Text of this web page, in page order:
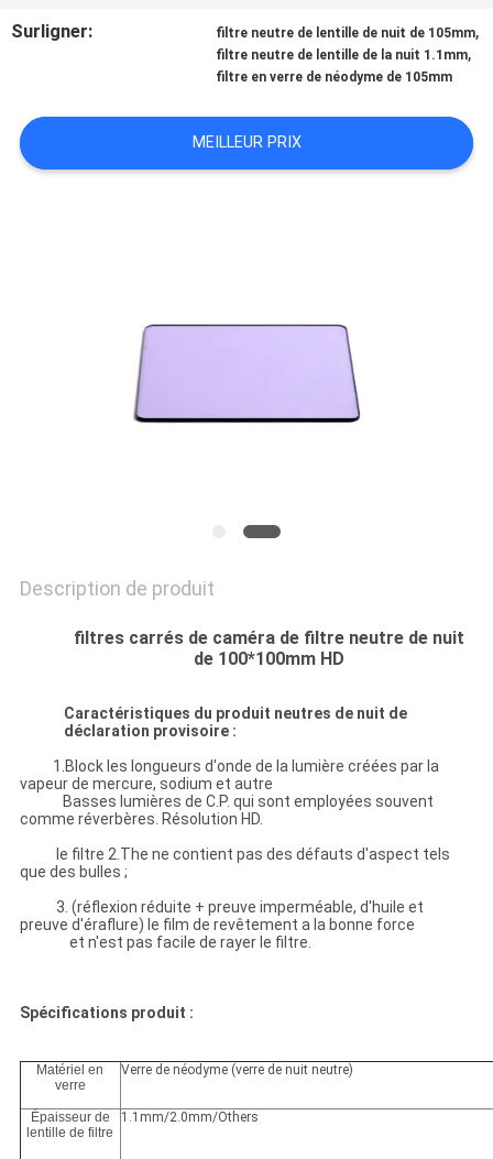
CONTACTEZ-
DEMANDEZ
UNE
Surligner: filtre neutre de lentille de nuit de 105mm,
filtre neutre de lentille de la nuit 1.1mm,
filtre en verre de néodyme de 105mm
MEILLEUR PRIX
Description de produit
filtres carrés de caméra de filtre neutre de nuit
de 100*100mm HD
Caractéristiques du produit neutres de nuit de
déclaration provisoire :
1.Block les longueurs d'onde de la lumière créées par la
vapeur de mercure, sodium et autre
Basses lumières de C.P. qui sont employées souvent
comme réverbères. Résolution HD.
le filtre 2.The ne contient pas des défauts d'aspect tels
que des bulles ;
3. (réflexion réduite + preuve imperméable, d'huile et
preuve d'éraflure) le film de revêtement a la bonne force
et n'est pas facile de rayer le filtre.
Spécifications produit :
Matériel en
verre
Verre de néodyme (verre de nuit neutre)
Épaisseur de
lentille de filtre
1.1mm/2.0mm/Others